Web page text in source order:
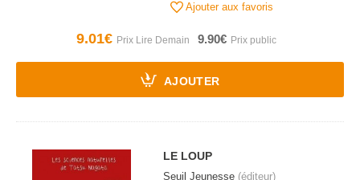
Ajouter aux favoris
9.01€ 9.90€
AJOUTER
LE LOUP
Seuil Jeunesse (éditeur)